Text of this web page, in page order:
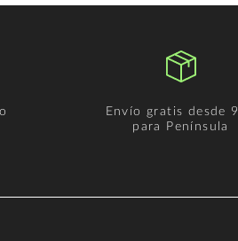
Envío gratis desde
para Península